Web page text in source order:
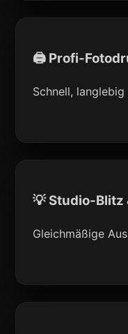
🖨 Profi-
Schnell,
💡 Studio-
Gleichmäßige